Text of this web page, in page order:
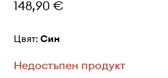
148,90 €
Цвят: син
Недостъпен продукт